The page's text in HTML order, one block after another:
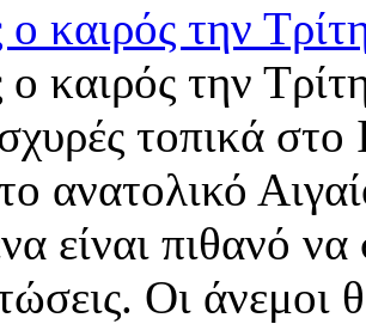
καιρός την
καιρός την
τοπικά
ανατολικό
είναι πιθανό
Οι άνεμοι